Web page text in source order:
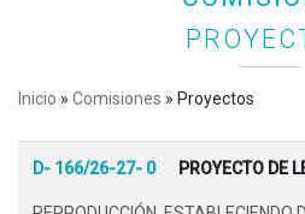
Inicio » Comisiones » Proyectos
D- 166/26-27- 0 PROYECTO DE